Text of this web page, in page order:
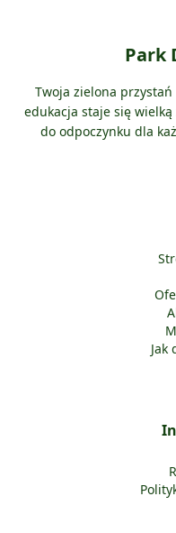
Park
Twoja zielona
edukacja staje się
do odpoczynku dla
Jak